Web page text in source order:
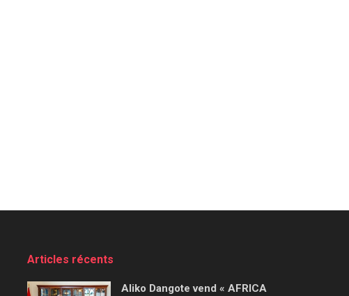
Articles récents
Aliko Dangote vend « AFRICA